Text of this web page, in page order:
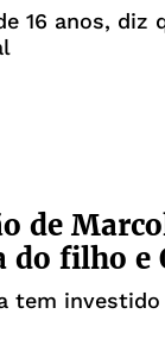
16 anos, diz
de
do filho e
tem